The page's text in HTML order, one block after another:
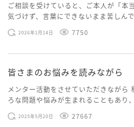
ご相談を受けていると、ご本人が「本
気づけず、言葉にできないまま苦しん
ースがありますお悩みというのは、心
層心理）に触れることで、まったく違
2026年1月14日 7750
皆さまのお悩みを読みながら
メンター活動をさせていただきながら
ろな問題や悩みが生まれることもあり
のお悩みを読みながら 「みんな、もが
だけじゃないんだな」と、逆に励まさ
2025年5月20日 27667